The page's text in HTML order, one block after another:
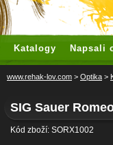
Katalogy Napsali
www.rehak-lov.com > Optika >
SIG Sauer
Kód zboží: SORX1002